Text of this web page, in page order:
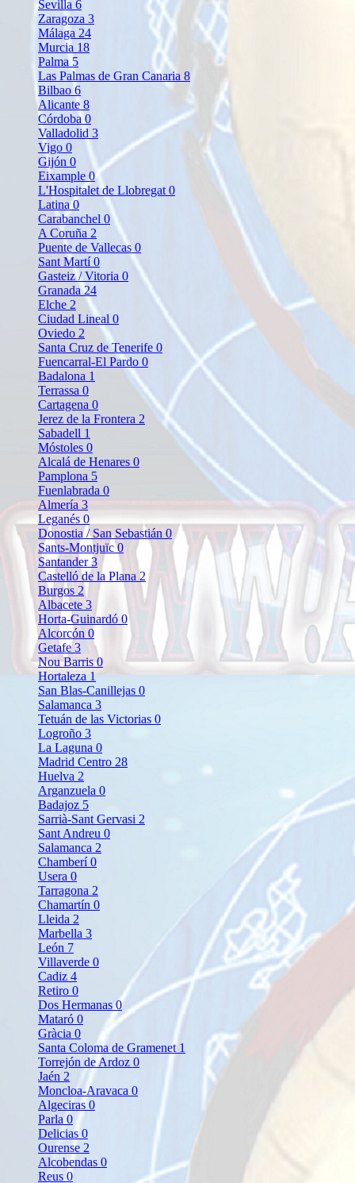
Sevilla 6
Zaragoza 3
Málaga 24
Murcia 18
Palma 5
Las Palmas de Gran Canaria 8
Bilbao 6
Alicante 8
Córdoba 0
Valladolid 3
Vigo 0
Gijón 0
Eixample 0
L'Hospitalet de Llobregat 0
Latina0
Carabanchel 0
A Coruña 2
Puente de Vallecas 0
Sant Martí0
Gasteiz / Vitoria 0
Granada24
Elche 2
Ciudad Lineal 0
Oviedo 2
Santa Cruz de Tenerife 0
Fuencarral-El Pardo 0
Badalona 1
Terrassa 0
Cartagena 0
Jerez de la Frontera 2
Sabadell 1
Móstoles 0
Alcalá de Henares 0
Pamplona 5
Fuenlabrada 0
Almería3
Leganés 0
Donostia / San Sebastián0
Sants-Montjuïc0
Santander3
Castelló de la Plana 2
Burgos 2
Albacete3
Horta-Guinardó 0
Alcorcón 0
Getafe3
Nou Barris0
Hortaleza1
San Blas-Canillejas 0
Salamanca 3
Tetuán de las Victorias 0
Logroño 3
La Laguna 0
Madrid Centro 28
Huelva 2
Arganzuela 0
Badajoz 5
Sarrià-Sant Gervasi 2
Sant Andreu 0
Salamanca 2
Chamberí0
Usera 0
Tarragona 2
Chamartín 0
Lleida 2
Marbella 3
León 7
Villaverde 0
Cadiz 4
Retiro 0
Dos Hermanas0
Mataró 0
Gràcia 0
Santa Coloma de Gramenet 1
Torrejón de Ardoz 0
Jaén 2
Moncloa-Aravaca 0
Algeciras 0
Parla 0
Delicias 0
Ourense 2
Alcobendas 0
Reus 0